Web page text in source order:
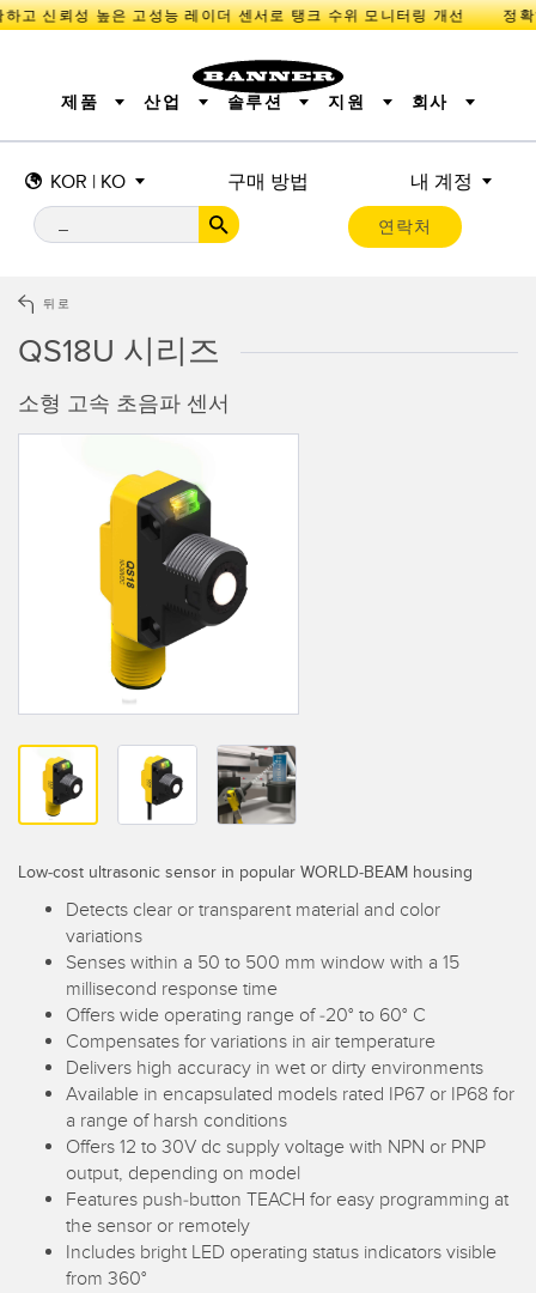
고 신뢰성 높은 고성능 레이더 센서로 탱크 수위 모니터링 개선
KOR | KO 구매 방법 내 계정
연락처
제품
센서 측정 솔루션
조명 및 표시기
기계 안전
산업용 무선
MONITORING SOLUTIONS
신제품 SNAP SIGNAL
액세서리
광전 센서
측정 어레이
3D 비행 시간(ToF)
레이더 센서
광섬유 증폭기
슬롯, 라벨, 영역 감지 센서
Pick-to-Light 센서
온도 및 진동 센서
Condition Monitoring Sensors
Wireless Condition Monitoring Sensors
ACCESSORIES
산업 솔루션
IIOT 및 스마트 팩토리
스마트 센서
장비 보호
PICK-TO-LIGHT
PREDICTIVE MAINTENANCE
RADAR APPLICATIONS
IIOT 및 스마트 팩토리
기계 모니터링/전체 장비 효율성
공장 커뮤니케이션
부품, 정비 또는 팔레트 픽업 요청
선행 에지 감지
원격 모니터링
예측 유지보수
탱크 수위 모니터링
관련 링크
세척
IO-Link
지원 회사
뒤로
QS18U 시리즈
소형 고속 초음파 센서
Low-cost ultrasonic sensor in popular WORLD-BEAM housing
Detects clear or transparent material and color
variations
Senses within a 50 to 500 mm window with a 15
millisecond response time
Offers wide operating range of -20° to 60° C
Compensates for variations in air temperature
Delivers high accuracy in wet or dirty environments
Available in encapsulated models rated IP67 or IP68 for
a range of harsh conditions
Offers 12 to 30V dc supply voltage with NPN or PNP
output, depending on model
Features push-button TEACH for easy programming at
the sensor or remotely
Includes bright LED operating status indicators visible
from 360°